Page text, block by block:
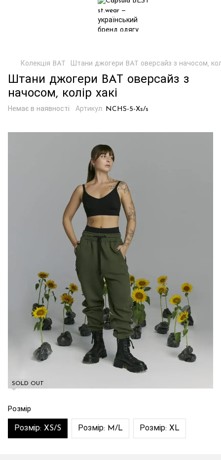
Колекція BAT Штани джогери BAT оверсайз з начосом,
Штани джогери BAT оверсайз з
начосом, колір хакі
Немає в наявності Артикул: NCHS-5-Xs/s
SOLD OUT
Розмір
Розмір: XS/S Розмір: M/L Розмір: XL